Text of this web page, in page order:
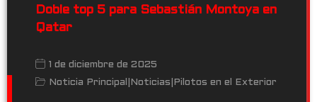
Doble top 5 para Sebastián Montoya en
Qatar
1 de diciembre de 2025
Noticia Principal
Noticias Pilotos en el Exterior